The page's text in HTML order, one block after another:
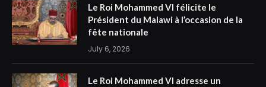
Le Roi Mohammed VI félicite le
Président du Malawi à l’occasion de la
fête nationale
July 6, 2026
Le Roi Mohammed VI adresse un